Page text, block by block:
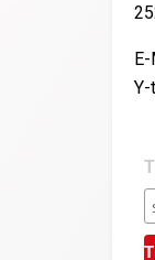
Y-